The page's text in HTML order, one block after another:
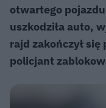
otwartego
uszkodziła auto,
rajd zakończył się
policjant